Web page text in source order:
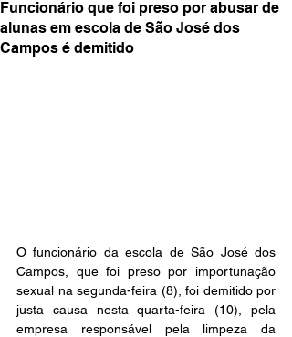
Funcionário que foi preso por abusar de
alunas em escola de São José dos
Campos é demitido
O funcionário da escola de São José dos
Campos, que foi preso por importunação
sexual na segunda-feira (8), foi demitido por
justa causa nesta quarta-feira (10), pela
empresa responsável pela limpeza da